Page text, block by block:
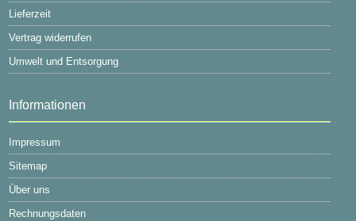
Lieferzeit
Vertrag widerrufen
Umwelt und Entsorgung
Informationen
Impressum
Sitemap
Über uns
Rechnungsdaten